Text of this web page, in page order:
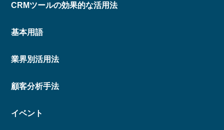
CRMツールの効果的な活用法
基本用語
業界別活用法
顧客分析手法
イベント